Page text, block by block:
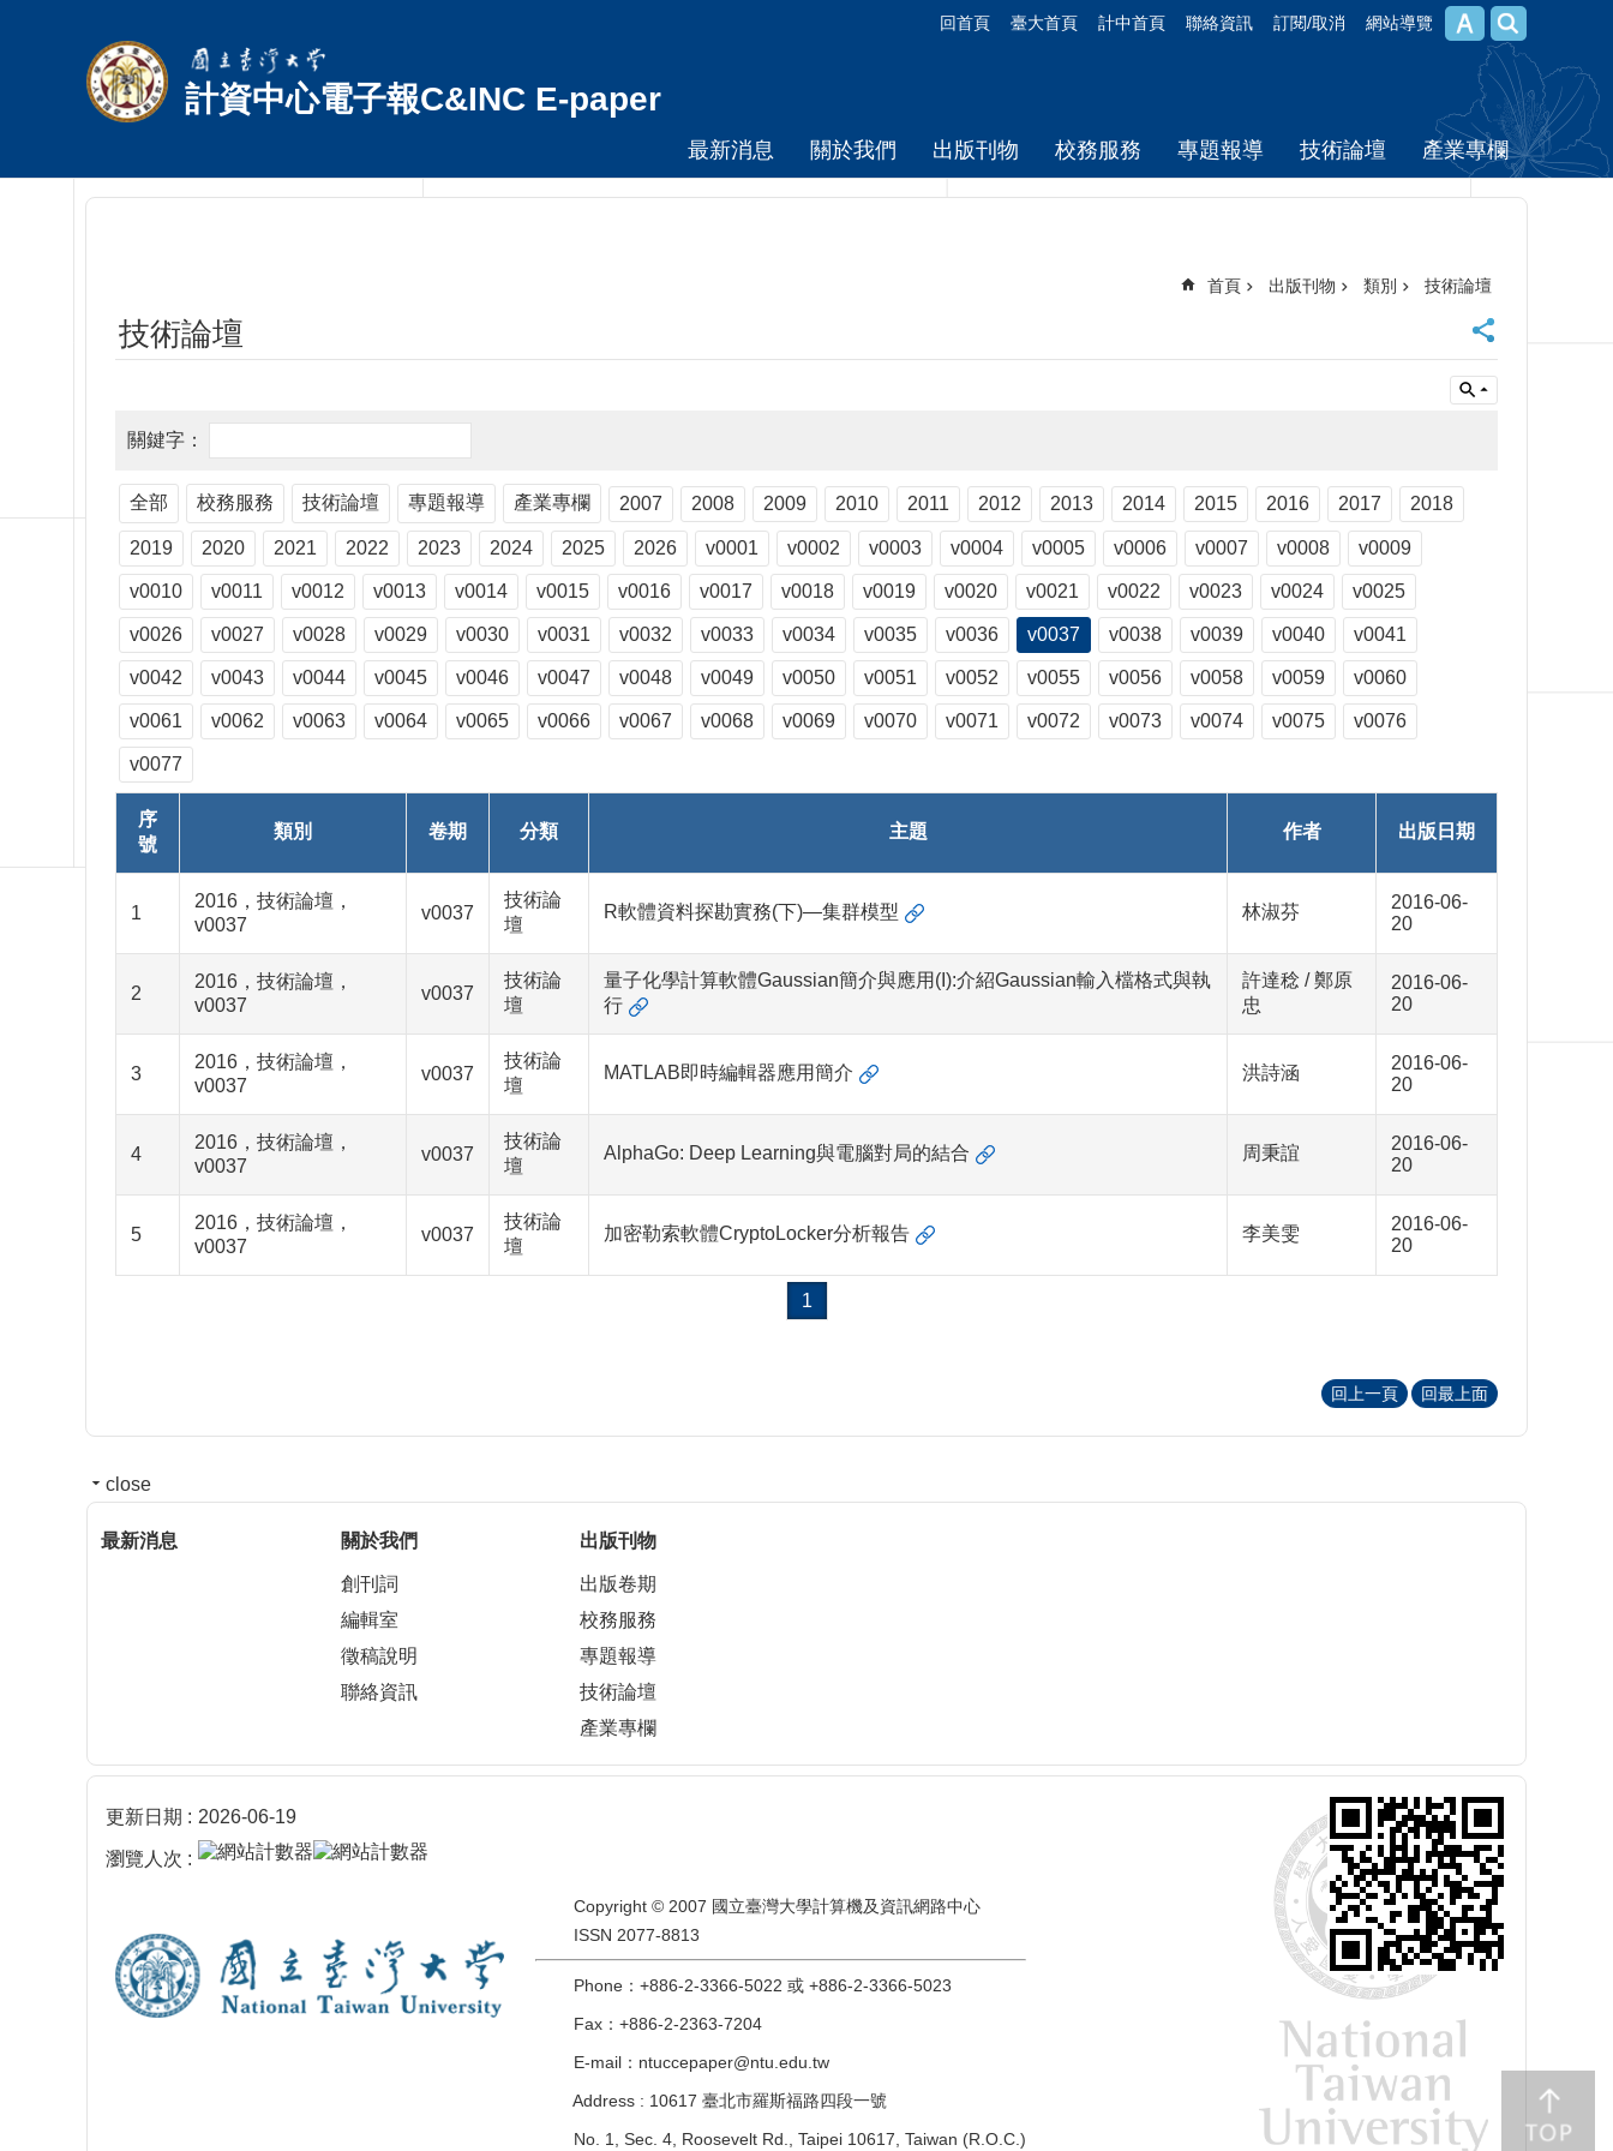
回首頁 臺大首頁 計中首頁 聯絡資訊 訂閱/取消 網站導覽
計資中心電子報C&INC E-paper
最新消息 關於我們 出版刊物 校務服務 專題報導 技術論壇 產業專欄
首頁 出版刊物 類別 技術論壇
技術論壇
全部 校務服務 技術論壇 專題報導 產業專欄 2007 2008 2009 2010 2011 2012 2013 2014 2015 2016 2017 2018
2019 2020 2021 2022 2023 2024 2025 2026 v0001 v0002 v0003 v0004 v0005 v0006 v0007 v0008 v0009
v0010 v0011 v0012 v0013 v0014 v0015 v0016 v0017 v0018 v0019 v0020 v0021 v0022 v0023 v0024 v0025
v0026 v0027 v0028 v0029 v0030 v0031 v0032 v0033 v0034 v0035 v0036 v0037 v0038 v0039 v0040 v0041
v0042 v0043 v0044 v0045 v0046 v0047 v0048 v0049 v0050 v0051 v0052 v0055 v0056 v0058 v0059 v0060
v0061 v0062 v0063 v0064 v0065 v0066 v0067 v0068 v0069 v0070 v0071 v0072 v0073 v0074 v0075 v0076
v0077
序
號
類別 卷期 分類 主題 作者 出版日期
1
2016，技術論壇，
v0037
v0037
技術論
壇
R軟體資料探勘實務(下)—集群模型 林淑芬
2016-06-
20
2
2016，技術論壇，
v0037
v0037
技術論
壇
量子化學計算軟體Gaussian簡介與應用(I):介紹Gaussian輸入檔格式與執
行
許達稔 / 鄭原
忠
2016-06-
20
3
2016，技術論壇，
v0037
v0037
技術論
壇
MATLAB即時編輯器應用簡介 洪詩涵
2016-06-
20
4
2016，技術論壇，
v0037
v0037
技術論
壇
AlphaGo: Deep Learning與電腦對局的結合 周秉誼
2016-06-
20
5
2016，技術論壇，
v0037
v0037
技術論
壇
加密勒索軟體CryptoLocker分析報告 李美雯
2016-06-
20
1
回上一頁 回最上面
close
最新消息 關於我們
創刊詞
編輯室
徵稿說明
聯絡資訊
出版刊物
出版卷期
校務服務
專題報導
技術論壇
產業專欄
更新日期 2026-06-19
瀏覽人次
Copyright © 2007 國立臺灣大學計算機及資訊網路中心
ISSN 2077-8813
Phone：+886-2-3366-5022 或 +886-2-3366-5023
Fax：+886-2-2363-7204
E-mail：ntuccepaper@ntu.edu.tw
Address : 10617 臺北市羅斯福路四段一號
No. 1, Sec. 4, Roosevelt Rd., Taipei 10617, Taiwan (R.O.C.)